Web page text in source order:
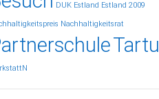
DUK Estland Estland 2009
Nachhaltigkeitsrat
Tartu